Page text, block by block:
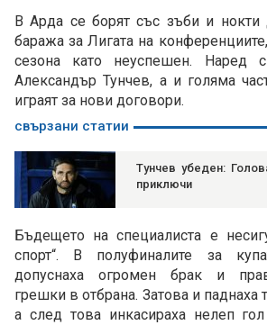
В Арда се борят със зъби и нокти
баража за Лигата на
сезона като неуспешен. Наред
Александър Тунчев, а и голяма
играят за нови договори.
свързани статии
Тунчев убеден:
приключи
Бъдещето на специалиста е
спорт“. В полуфиналите за
допуснаха огромен брак и
грешки в отбрана. Затова и паднаха
а след това инкасираха нелеп